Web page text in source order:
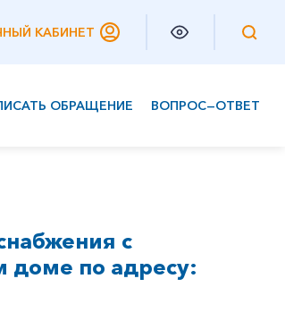
КАБИНЕТ
ОБРАЩЕНИЕ ВОПРОС—ОТВЕТ
с
доме по адресу: